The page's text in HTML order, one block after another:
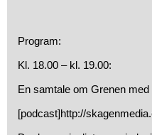
Program:
Kl. 18.00 – kl. 19.00:
En samtale om Grenen
[podcast]http://